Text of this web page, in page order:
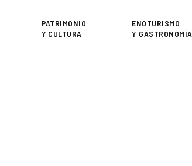
Superior
PATRIMONIO
Y CULTURA
ENOTURISMO
Y GASTRONOMÍA